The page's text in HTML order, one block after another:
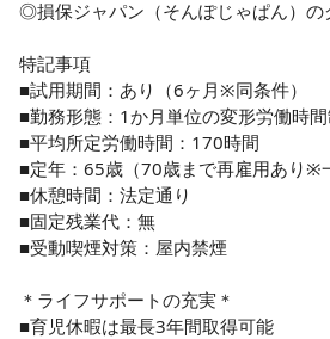
◎損保ジャパン（そんぽじゃぱん）の
特記事項
■試用期間：あり（6ヶ月※同条件）
■勤務形態：1か月単位の変形労働時
■平均所定労働時間：170時間
■定年：65歳（70歳まで再雇用あり※
■休憩時間：法定通り
■固定残業代：無
■受動喫煙対策：屋内禁煙
＊ライフサポートの充実＊
■育児休暇は最長3年間取得可能